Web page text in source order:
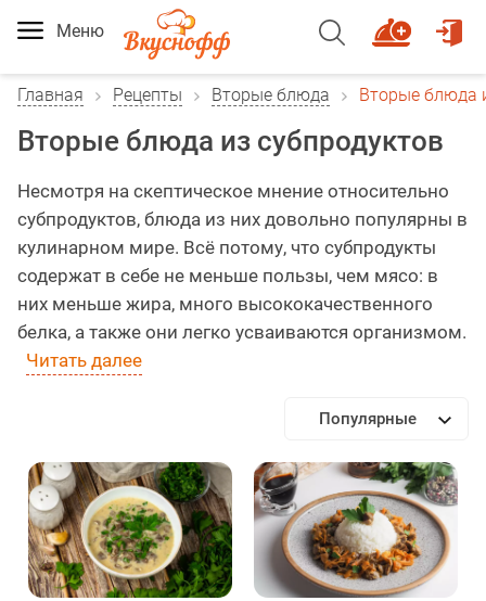
Меню
Главная Рецепты Вторые блюда Вторые блюда
Вторые блюда из субпродуктов
Несмотря на скептическое мнение относительно
субпродуктов, блюда из них довольно популярны в
кулинарном мире. Всё потому, что субпродукты
содержат в себе не меньше пользы, чем мясо: в
них меньше жира, много высококачественного
белка, а также они легко усваиваются организмом.
Читать далее
Популярные